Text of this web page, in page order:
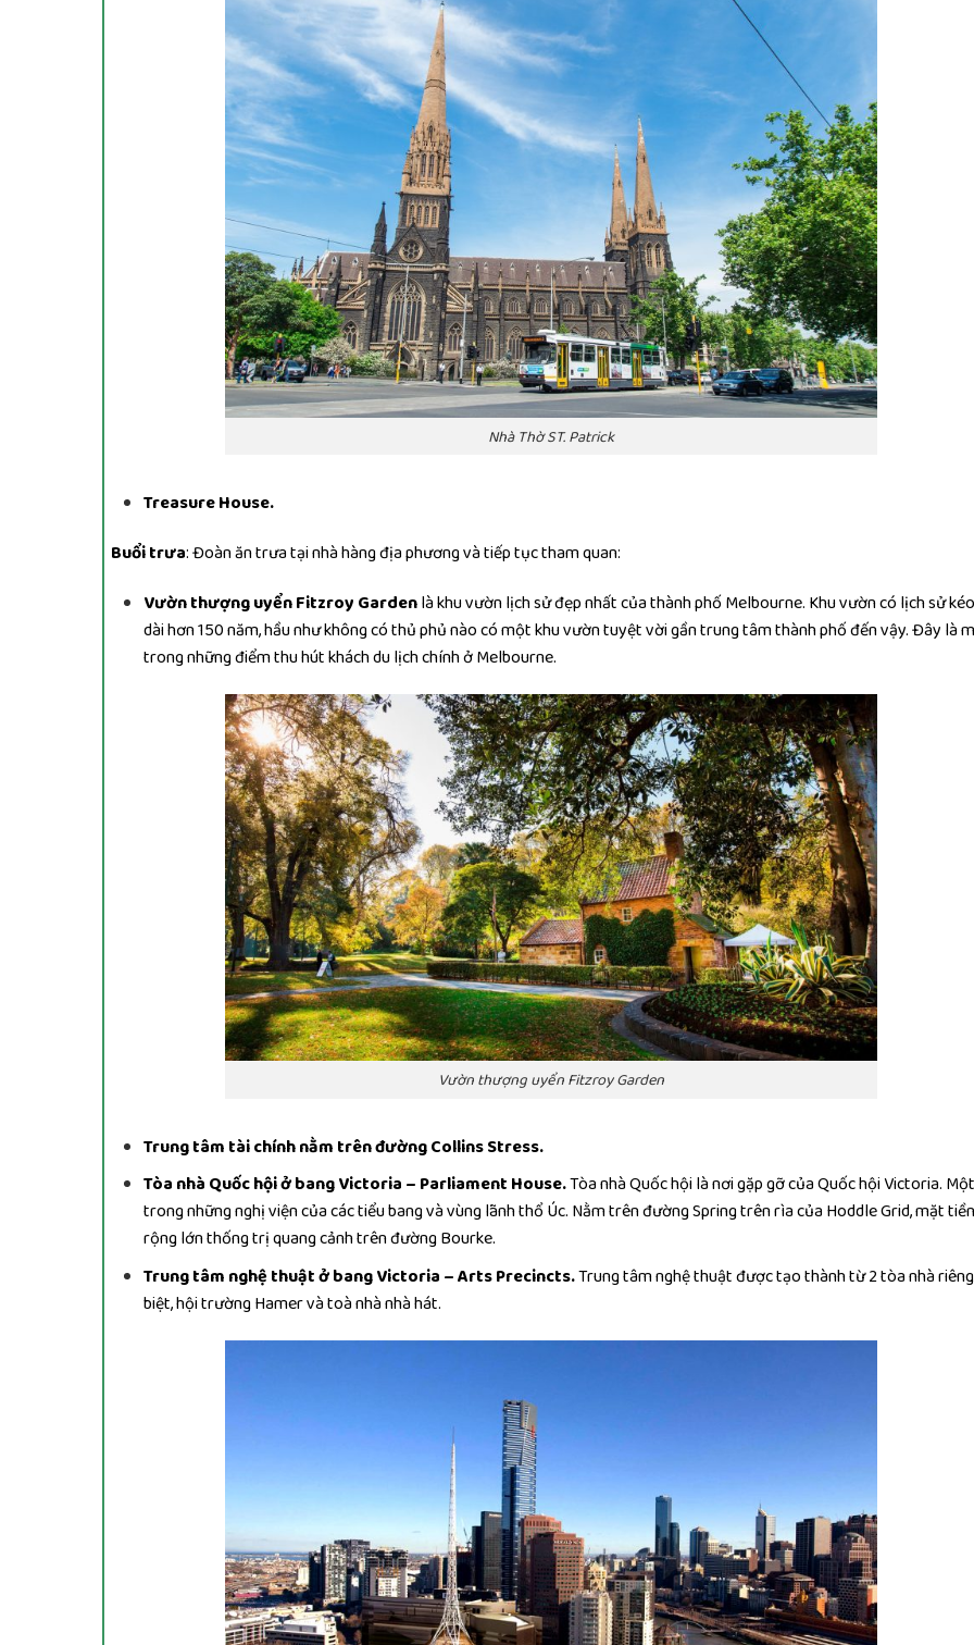
Nhà Thờ ST. Patrick
Treasure House.
Buổi trưa: Đoàn ăn trưa tại nhà hàng địa phương và tiếp tục tham quan:
Vườn thượng uyển Fitzroy Gardenlà khu vườn lịch sử đẹp nhất của thành phố Melbourne. Khu vườn có lịch sử kéo
dài hơn 150 năm, hầu như không có thủ phủ nào có một khu vườn tuyệt vời gần trung tâm thành phố đến vậy. Đây là
trong những điểm thu hút khách du lịch chính ở Melbourne.
Vườn thượng uyển Fitzroy Garden
Trung tâm tài chính nằm trên đường Collins Stress.
Tòa nhà Quốc hội ở bang Victoria – Parliament House.Tòa nhà Quốc hội là nơi gặp gỡ của Quốc hội Victoria. Một
trong những nghị viện của các tiểu bang và vùng lãnh thổ Úc. Nằm trên đường Spring trên rìa của Hoddle Grid, mặt tiền
rộng lớn thống trị quang cảnh trên đường Bourke.
Trung tâm nghệ thuật ở bang Victoria – Arts Precincts.Trung tâm nghệ thuật được tạo thành từ 2 tòa nhà riêng
biệt, hội trường Hamer và toà nhà nhà hát.